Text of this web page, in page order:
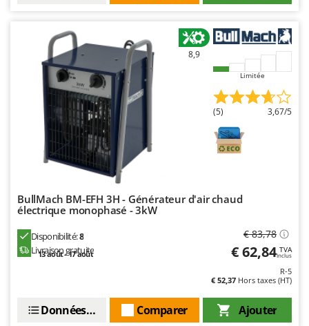
8,9
Limitée
(5) 3,67/5
BullMach BM-EFH 3H - Générateur d'air chaud
électrique monophasé - 3kW
Disponibilité:8
Livraison gratuite
13 août - 17 août
€ 83,78
€ 62,84 TVA
Inclus
R-5
€ 52,37 Hors taxes (HT)
Ajouter
Comparer
Données techniques